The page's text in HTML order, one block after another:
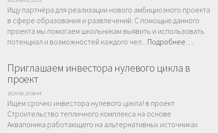
Ищу партнёра для реализации нового амбициозного проекта
в сфере образования и развлечений. С помощью данного
проекта мы помогаем школьникам выявить и использовать
потенциал и возможностей каждого чел... Подробнее…
Приглашаем инвестора нулевого цикла в
проект
2024-09-25 08:44
Ищем срочно инвестора нулевого цикла! в проект
Строительство тепличного комплекса на основе
Аквапоника работающего на альтернативных источниках